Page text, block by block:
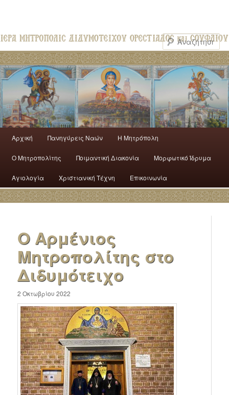
Αρχική Πανηγύρεις Ναών H Mητρόπολη
Ο Mητροπολίτης Ποιμαντική Διακονία Μορφωτικό Ίδρυμα
Αγιολογία Χριστιανική Τέχνη Επικοινωνία
Ο Αρμένιος
Μητροπολίτης στο
Διδυμότειχο
2 Οκτωβρίου 2022